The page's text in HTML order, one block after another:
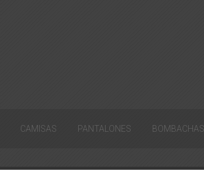
CAMISAS PANTALONES BOMBACHAS